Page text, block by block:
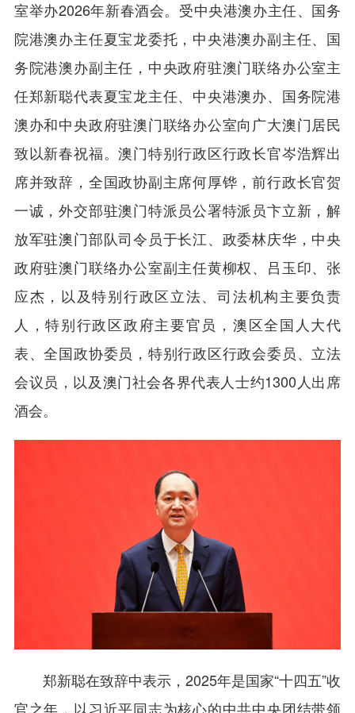
室举办2026年新春酒会。受中央港澳办主任、国务
院港澳办主任夏宝龙委托，中央港澳办副主任、国
务院港澳办副主任，中央政府驻澳门联络办公室主
任郑新聪代表夏宝龙主任、中央港澳办、国务院港
澳办和中央政府驻澳门联络办公室向广大澳门居民
致以新春祝福。澳门特别行政区行政长官岑浩辉出
席并致辞，全国政协副主席何厚铧，前行政长官贺
一诚，外交部驻澳门特派员公署特派员卞立新，解
放军驻澳门部队司令员于长江、政委林庆华，中央
政府驻澳门联络办公室副主任黄柳权、吕玉印、张
应杰，以及特别行政区立法、司法机构主要负责
人，特别行政区政府主要官员，澳区全国人大代
表、全国政协委员，特别行政区行政会委员、立法
会议员，以及澳门社会各界代表人士约1300人出席
酒会。
郑新聪在致辞中表示，2025年是国家“十四五”收
官之年，以习近平同志为核心的中共中央团结带领